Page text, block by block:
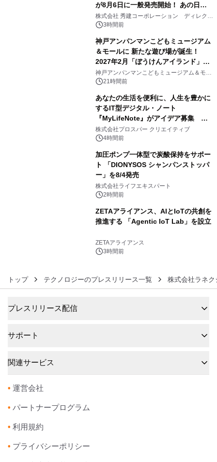
が8月6日に一般発売開始！ あの日の
大興奮が今甦る
株式会社 秀建コーポレーション ディレクト
アートギャラリー
3時間前
神戸アンパンマンこどもミュージアム
＆モールに 新たな遊び場が誕生！
2027年2月「ぼうけんアイランド」が
オープン
神戸アンパンマンこどもミュージアム＆モー
ル 21時間前
あなたの生活を便利に、人生を豊かに
するIT型デジタル・ノート
『MyLifeNote』がアイデア募集 優
秀賞100名に1年間無償試用
株式会社プロスパー クリエイティブ
4時間前
加圧ポンプ一体型で炭酸保持をサポー
ト 「DIONYSOS シャンパンストッパ
ー」を8/4発売
株式会社ライフエキスパート
2時間前
ZETAアライアンス、AIとIoTの共創を
推進する 「Agentic IoT Lab」を設立
ZETAアライアンス
3時間前
トップ テクノロジーのプレスリリース一覧 株式会社ラネク
プレスリリース配信
サポート
関連サービス
• 運営会社
• パートナープログラム
• 利用規約
• プライバシーポリシー